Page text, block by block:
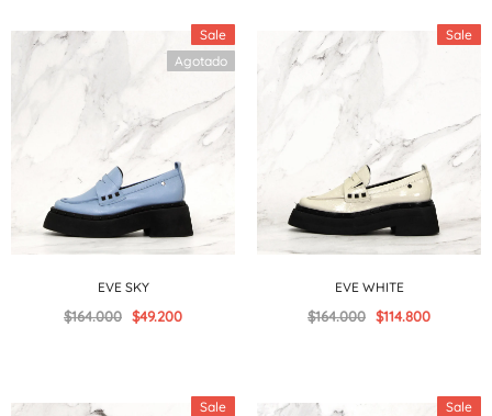
Sale
Agotado
EVE SKY
$164.000 $49.200
Sale
EVE WHITE
$164.000 $114.800
Sale
Sale